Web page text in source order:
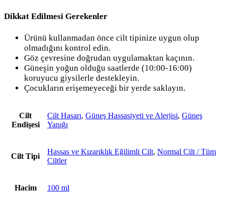
Dikkat Edilmesi Gerekenler
Ürünü kullanmadan önce cilt tipinize uygun olup
olmadığını kontrol edin.
Göz çevresine doğrudan uygulamaktan kaçının.
Güneşin yoğun olduğu saatlerde (10:00-16:00)
koruyucu giysilerle destekleyin.
Çocukların erişemeyeceği bir yerde saklayın.
Cilt
Endişesi
Cilt Hasarı, Güneş Hassasiyeti ve Alerjisi, Güneş
Yanığı
Cilt Tipi
Hassas ve Kızarıklık Eğilimli Cilt, Normal Cilt / Tüm
Ciltler
Hacim 100 ml